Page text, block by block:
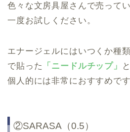
色々な文房具屋さんで売って
一度お試しください。
エナージェルにはいつくか種
で貼った
「ニードルチップ」
個人的には非常におすすめです
②SARASA（0.5）